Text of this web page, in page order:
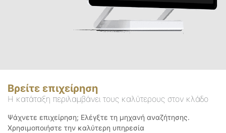
Βρείτε επιχείρηση
Η κατάταξη περιλαμβάνει τους καλύτερους στον κλάδο
Ψάχνετε επιχείρηση; Ελέγξτε τη μηχανή αναζήτησης.
Χρησιμοποιήστε την καλύτερη υπηρεσία